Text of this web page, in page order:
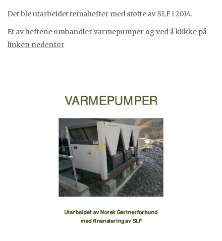
Det ble utarbeidet temahefter med støtte av SLF i 2014.
Et av heftene omhandler varmepumper og ved å klikke på
linken nedenfor